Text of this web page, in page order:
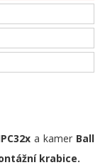
a kamer Ball
krabice.